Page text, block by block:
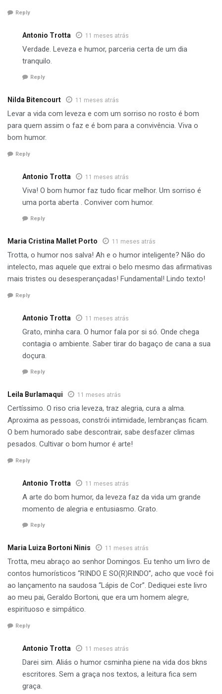
Reply
Antonio Trotta 11 meses atrás
Verdade. Leveza e humor, parceria certa de um dia
tranquilo.
Reply
Nilda Bitencourt 11 meses atrás
Levar a vida com leveza e com um sorriso no rosto é bom
para quem assim o faz e é bom para a convivência. Viva o
bom humor.
Reply
Antonio Trotta 11 meses atrás
Viva! O bom humor faz tudo ficar melhor. Um sorriso é
uma porta aberta . Conviver com humor.
Reply
Maria Cristina Mallet Porto 11 meses atrás
Trotta, o humor nos salva! Ah e o humor inteligente? Não do
intelecto, mas aquele que extrai o belo mesmo das afirmativas
mais tristes ou desesperançadas! Fundamental! Lindo texto!
Reply
Antonio Trotta 11 meses atrás
Grato, minha cara. O humor fala por si só. Onde chega
contagia o ambiente. Saber tirar do bagaço de cana a sua
doçura.
Reply
Leila Burlamaqui 11 meses atrás
Certíssimo. O riso cria leveza, traz alegria, cura a alma.
Aproxima as pessoas, constrói intimidade, lembranças ficam.
O bem humorado sabe descontrair, sabe desfazer climas
pesados. Cultivar o bom humor é arte!
Reply
Antonio Trotta 11 meses atrás
A arte do bom humor, da leveza faz da vida um grande
momento de alegria e entusiasmo. Grato.
Reply
Maria Luiza Bortoni Ninis 11 meses atrás
Trotta, meu abraço ao senhor Domingos. Eu tenho um livro de
contos humorísticos “RINDO E SO(R)RINDO”, acho que você foi
ao lançamento na saudosa “Lápis de Cor”. Dediquei este livro
ao meu pai, Geraldo Bortoni, que era um homem alegre,
espirituoso e simpático.
Reply
Antonio Trotta 11 meses atrás
Darei sim. Aliás o humor csminha piene na vida dos bkns
escritores. Sem a graça nos textos, a leitura fica sem
graça.